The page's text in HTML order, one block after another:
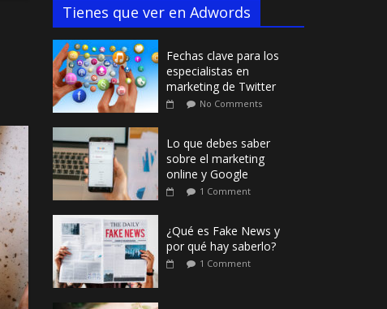
Tienes que ver en Adwords
Fechas clave para los
especialistas en
marketing de Twitter
No Comments
Lo que debes saber
sobre el marketing
online y Google
1 Comment
¿Qué es Fake News y
por qué hay saberlo?
1 Comment